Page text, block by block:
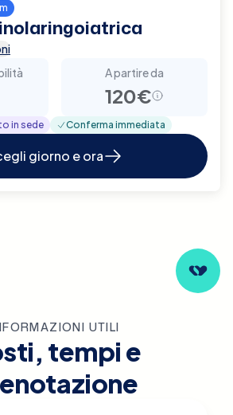
A partire da
120€
in sede Conferma immediata
giorno e ora
UTILI
tempi e